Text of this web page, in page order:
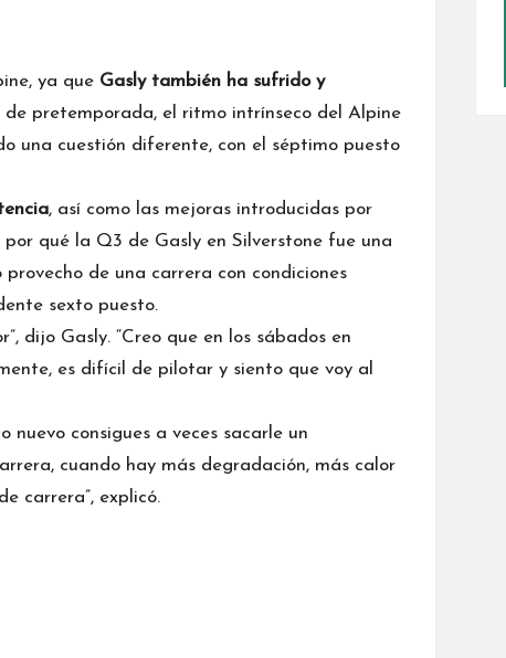
ya que Gasly también ha sufrido y
de pretemporada, el ritmo intrínseco del Alpine
una cuestión diferente, con el séptimo puesto
, así como las mejoras introducidas por
qué la Q3 de Gasly en Silverstone fue una
de una carrera con condiciones
sexto puesto.
dijo Gasly. “Creo que en los sábados en
es difícil de pilotar y siento que voy al
nuevo consigues a veces sacarle un
cuando hay más degradación, más calor
carrera”, explicó.